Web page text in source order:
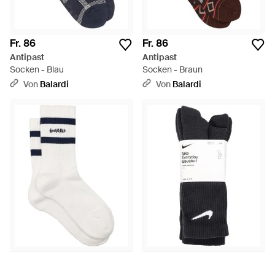
Fr. 86
Antipast
Socken - Blau
Von Balardi
Fr. 86
Antipast
Socken - Braun
Von Balardi